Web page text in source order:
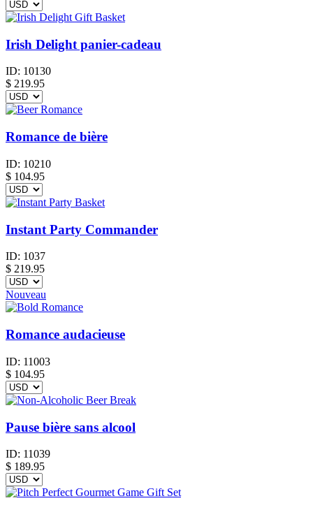
Irish Delight panier-cadeau
ID: 10130
$ 219.95
Romance de bière
ID: 10210
$ 104.95
Instant Party Commander
ID: 1037
$ 219.95
Nouveau
Romance audacieuse
ID: 11003
$ 104.95
Pause bière sans alcool
ID: 11039
$ 189.95